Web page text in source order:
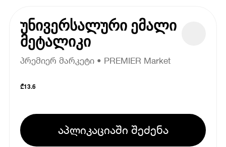
უნივერსალური ემალი
მეტალიკი
პრემიერ მარკეტი • PREMIER Market
₾13.6
აპლიკაციაში შეძენა